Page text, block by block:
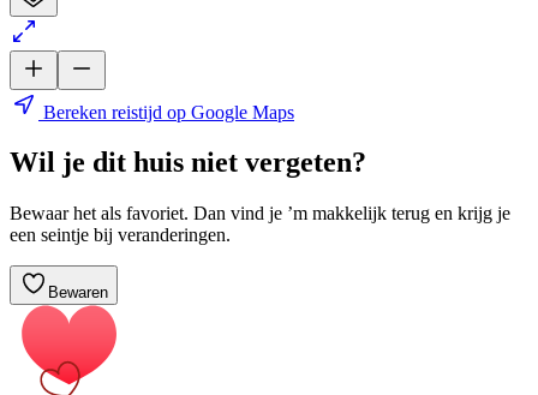
Bereken reistijd op Google Maps
Wil je dit huis niet vergeten?
Bewaar het als favoriet. Dan vind je ’m makkelijk terug en krijg je
een seintje bij veranderingen.
Bewaren